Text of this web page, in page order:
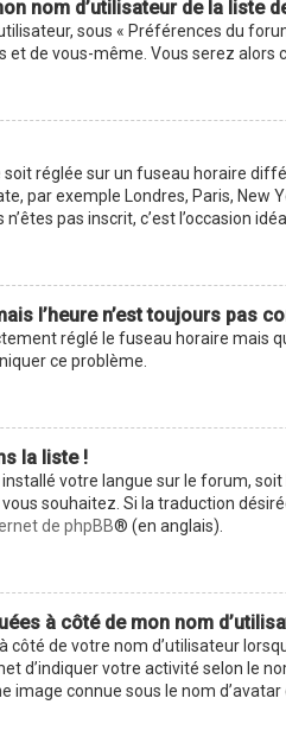
nom d’utilisateur de la liste
sous « Préférences du
de vous-même. Vous serez alors
soit réglée sur un fuseau horaire
par exemple Londres, Paris, New
pas inscrit, c’est l’occasion
l’heure n’est toujours pas
réglé le fuseau horaire mais
ce problème.
la liste !
votre langue sur le forum,
souhaitez. Si la traduction
de phpBB® (en anglais).
à côté de mon nom
côté de votre nom d’utilisateur
d’indiquer votre activité selon le
image connue sous le nom